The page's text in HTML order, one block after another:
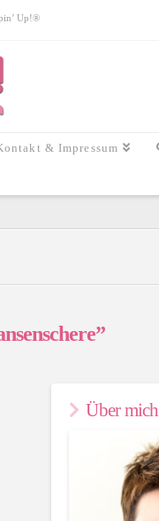
Up!®
& Impressum
Über mich